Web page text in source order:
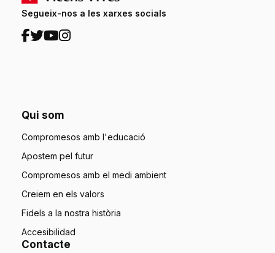
Segueix-nos a les xarxes socials
Qui som
Compromesos amb l'educació
Apostem pel futur
Compromesos amb el medi ambient
Creiem en els valors
Fidels a la nostra història
Accesibilidad
Contacte